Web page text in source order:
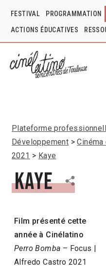
FESTIVAL PROGRAMMATION
ACTIONS ÉDUCATIVES
Plateforme
Développement
2021
Kaye
Kaye
Film présenté cette
année à Cinélatino
Perro Bomba – Focus |
Alfredo Castro 2021